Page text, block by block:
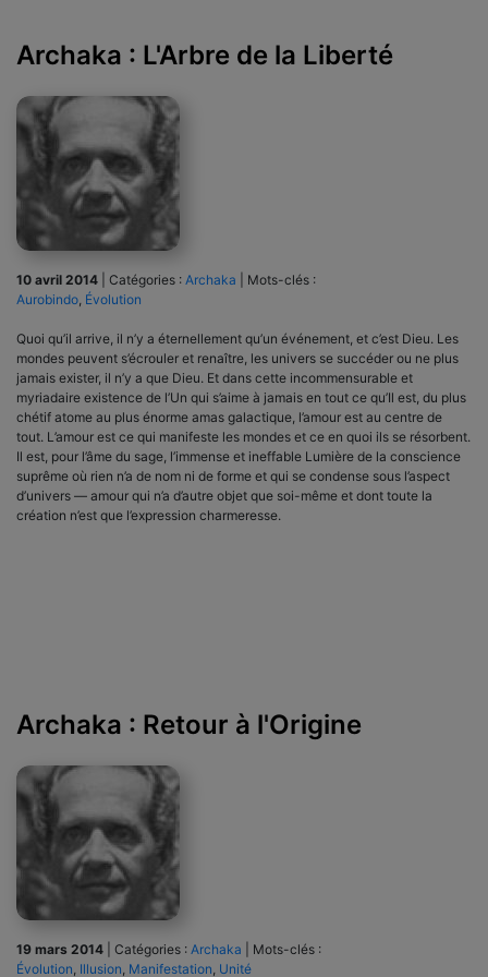
Archaka : L'Arbre de la Liberté
10 avril 2014 Catégories : Archaka
Mots-clés :
Aurobindo, Évolution
Quoi qu’il arrive, il n’y a éternellement qu’un événement, et c’est Dieu. Les
mondes peuvent s’écrouler et renaître, les univers se succéder ou ne plus
jamais exister, il n’y a que Dieu. Et dans cette incommensurable et
myriadaire existence de l’Un qui s’aime à jamais en tout ce qu’Il est, du plus
chétif atome au plus énorme amas galactique, l’amour est au centre de
tout. L’amour est ce qui manifeste les mondes et ce en quoi ils se résorbent.
Il est, pour l’âme du sage, l’immense et ineffable Lumière de la conscience
suprême où rien n’a de nom ni de forme et qui se condense sous l’aspect
d’univers — amour qui n’a d’autre objet que soi-même et dont toute la
création n’est que l’expression charmeresse.
Archaka : Retour à l'Origine
19 mars 2014 Catégories : Archaka
Mots-clés :
Évolution, Illusion, Manifestation, Unité